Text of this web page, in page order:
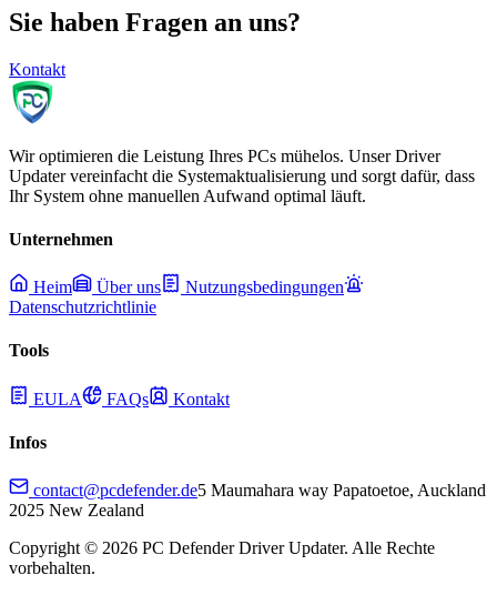
Sie haben Fragen an uns?
Kontakt
Wir optimieren die Leistung Ihres PCs mühelos. Unser Driver
Updater vereinfacht die Systemaktualisierung und sorgt dafür, dass
Ihr System ohne manuellen Aufwand optimal läuft.
Unternehmen
Heim Über uns
Nutzungsbedingungen
Datenschutzrichtlinie
Tools
EULA FAQs Kontakt
Infos
contact@pcdefender.de5 Maumahara way Papatoetoe, Auckland
2025 New Zealand
Copyright © 2026 PC Defender Driver Updater. Alle Rechte
vorbehalten.